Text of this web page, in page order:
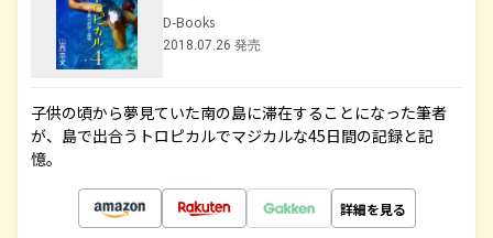
D-Books
2018.07.26 発売
子供の頃から夢見ていた南の島に滞在することになった筆者
が、島で出合うトロピカルでマジカルな45日間の記録と記
憶。
詳細を見る